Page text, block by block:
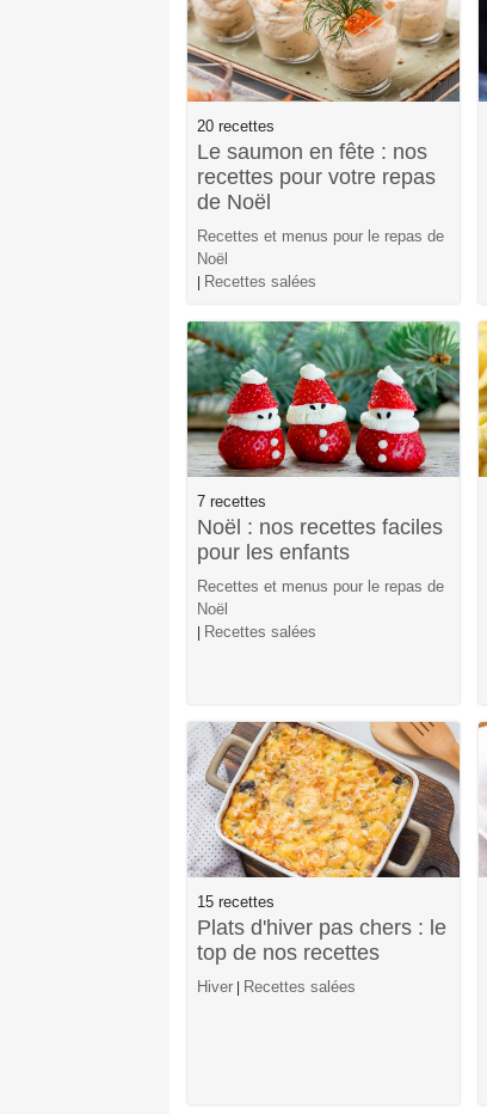
20 recettes
Le saumon en fête : nos
recettes pour votre repas
de Noël
Recettes et menus pour le repas de
Noël
Recettes salées
7 recettes
Noël : nos recettes faciles
pour les enfants
Recettes et menus pour le repas de
Noël
Recettes salées
15 recettes
Plats d'hiver pas chers : le
top de nos recettes
Hiver Recettes salées